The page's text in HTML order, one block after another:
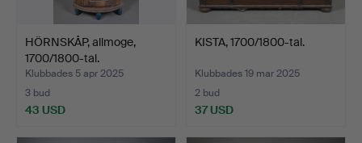
HÖRNSKÅP, allmoge,
1700/1800-tal.
Klubbades 5 apr 2025
3 bud
43 USD
KISTA, 1700/1800-tal.
Klubbades 19 mar 2025
2 bud
37 USD